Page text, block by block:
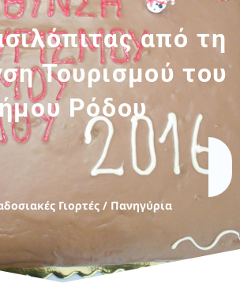
από τη
Τουρισμού του
Ρόδου
Γιορτές / Πανηγύρια